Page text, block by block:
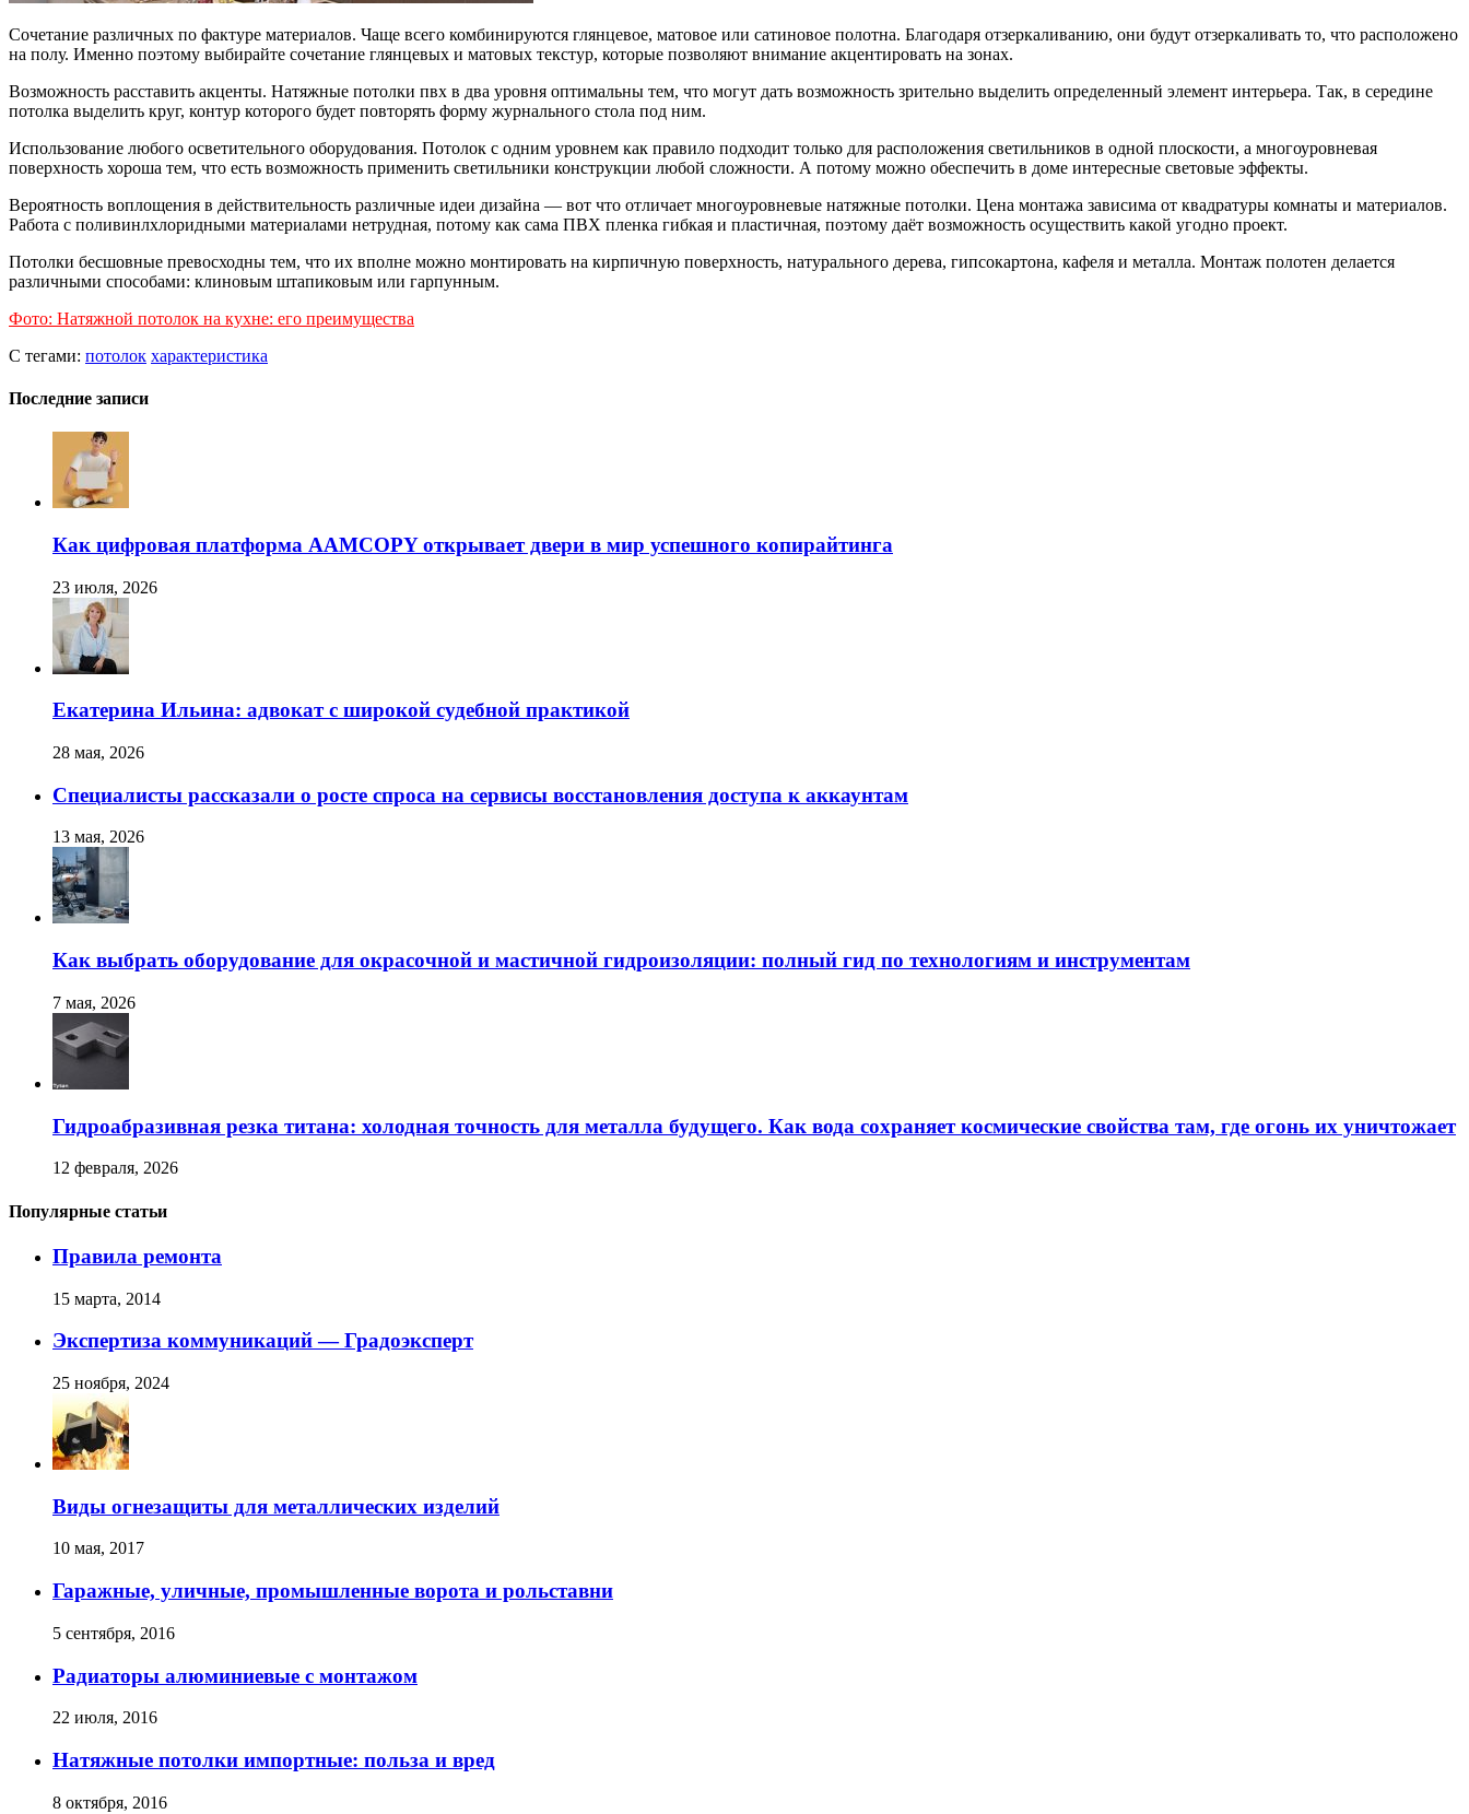
Сочетание различных по фактуре материалов. Чаще всего комбинируются глянцевое, матовое или сатиновое полотна. Благодаря отзеркаливанию, они будут отзеркаливать то, что расположено
на полу. Именно поэтому выбирайте сочетание глянцевых и матовых текстур, которые позволяют внимание акцентировать на зонах.
Возможность расставить акценты. Натяжные потолки пвх в два уровня оптимальны тем, что могут дать возможность зрительно выделить определенный элемент интерьера. Так, в середине
потолка выделить круг, контур которого будет повторять форму журнального стола под ним.
Использование любого осветительного оборудования. Потолок с одним уровнем как правило подходит только для расположения светильников в одной плоскости, а многоуровневая
поверхность хороша тем, что есть возможность применить светильники конструкции любой сложности. А потому можно обеспечить в доме интересные световые эффекты.
Вероятность воплощения в действительность различные идеи дизайна — вот что отличает многоуровневые натяжные потолки. Цена монтажа зависима от квадратуры комнаты и материалов.
Работа с поливинлхлоридными материалами нетрудная, потому как сама ПВХ пленка гибкая и пластичная, поэтому даёт возможность осуществить какой угодно проект.
Потолки бесшовные превосходны тем, что их вполне можно монтировать на кирпичную поверхность, натурального дерева, гипсокартона, кафеля и металла. Монтаж полотен делается
различными способами: клиновым штапиковым или гарпунным.
Фото: Натяжной потолок на кухне: его преимущества
С тегами: потолок характеристика
Последние записи
Как цифровая платформа AAMCOPY открывает двери в мир успешного копирайтинга
23 июля, 2026
Екатерина Ильина: адвокат с широкой судебной практикой
28 мая, 2026
Специалисты рассказали о росте спроса на сервисы восстановления доступа к аккаунтам
13 мая, 2026
Как выбрать оборудование для окрасочной и мастичной гидроизоляции: полный гид по технологиям и инструментам
7 мая, 2026
Гидроабразивная резка титана: холодная точность для металла будущего. Как вода сохраняет космические свойства там, где огонь их уничтожает
12 февраля, 2026
Популярные статьи
Правила ремонта
15 марта, 2014
Экспертиза коммуникаций — Градоэксперт
25 ноября, 2024
Виды огнезащиты для металлических изделий
10 мая, 2017
Гаражные, уличные, промышленные ворота и рольставни
5 сентября, 2016
Радиаторы алюминиевые с монтажом
22 июля, 2016
Натяжные потолки импортные: польза и вред
8 октября, 2016